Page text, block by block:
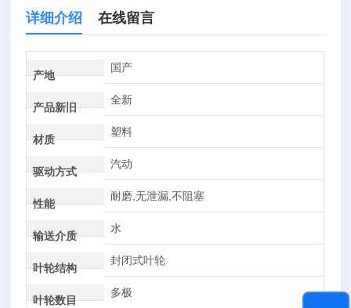
详细介绍 在线留言
产地
国产
产品新旧
全新
材质
塑料
驱动方式
汽动
性能
耐磨,无泄漏,不阻塞
输送介质
水
叶轮结构
封闭式叶轮
叶轮数目
多极